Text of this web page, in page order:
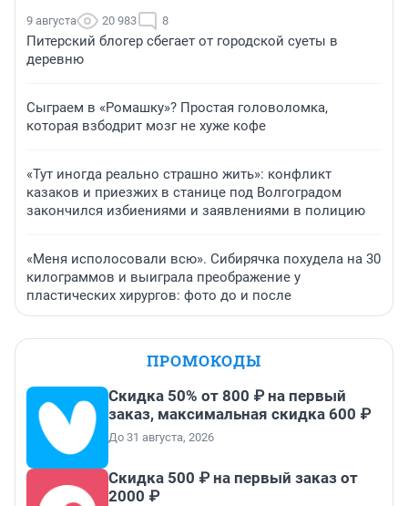
9 августа 20 983 8
Питерский блогер сбегает от городской суеты в
деревню
Сыграем в «Ромашку»? Простая головоломка,
которая взбодрит мозг не хуже кофе
«Тут иногда реально страшно жить»: конфликт
казаков и приезжих в станице под Волгоградом
закончился избиениями и заявлениями в полицию
«Меня исполосовали всю». Сибирячка похудела на 30
килограммов и выиграла преображение у
пластических хирургов: фото до и после
ПРОМОКОДЫ
Скидка 50% от 800 ₽ на первый
заказ, максимальная скидка 600 ₽
До 31 августа, 2026
Скидка 500 ₽ на первый заказ от
2000 ₽